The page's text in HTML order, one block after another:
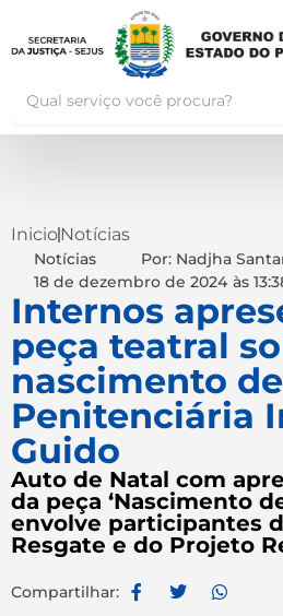
InicioNotícias
Notícias
Por: Nadjha
18 de dezembro de 2024 às
Internos
peça teatral
nascimento
Penitenciária
Guido
Auto de Natal com
da peça ‘Nascimento
envolve participantes
Resgate e do Projeto
Compartilhar: